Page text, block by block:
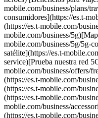
mobile.com/business/plans/
consumidores](https://es.t-
(https://es.t-mobile.com/
mobile.com/business/
mobile.com/business/5g/5g-
satélite](https://es.t-
service)[Prueba nuestra red
mobile.com/business/offers/
(https://es.t-mobile.com/
(https://es.t-mobile.com/
(https://es.t-mobile.com/
mobile.com/business/
(https://es.t-mobile.com/